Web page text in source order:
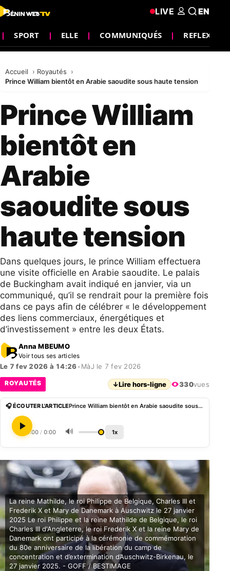
SPORT ELLE COMMUNIQUÉS REFLEXION
LIVE EN
Accueil
Royautés
Prince William bientôt en Arabie saoudite sous haute tension
Prince William
bientôt en
Arabie
saoudite sous
haute tension
Dans quelques jours, le prince William effectuera
une visite officielle en Arabie saoudite. Le palais
de Buckingham avait indiqué en janvier, via un
communiqué, qu’il se rendrait pour la première fois
dans ce pays afin de célébrer « le développement
des liens commerciaux, énergétiques et
d’investissement » entre les deux États.
Anna MBEUMO
Voir tous ses articles
Le 7 fev 2026 à 14:26• MàJ le 7 fev 2026
ROYAUTÉS ↓Lire hors-ligne 330vues
🎧 ÉCOUTER L'ARTICLE Prince William bientôt en Arabie saoudite sous haute tension
0:00 / 0:00 🔊 1x
La reine Mathilde, le roi Philippe de Belgique, Charles III et
Frederik X et Mary de Danemark à Auschwitz le 27 janvier
2025 Le roi Philippe et la reine Mathilde de Belgique, le roi
Charles III d'Angleterre, le roi Frederik X et la reine Mary de
Danemark ont participé à la cérémonie de commémoration
du 80e anniversaire de la libération du camp de
concentration et d’extermination d’Auschwitz-Birkenau, le
27 janvier 2025. - GOFF / BESTIMAGE